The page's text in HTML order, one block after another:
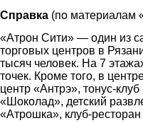
Справка (по материалам
«Атрон Сити» — один из
торговых центров в
тысяч человек. На 7
точек. Кроме того, в
центр «Антрэ», тонус-
«Шоколад», детский
«Атрошка», клуб-